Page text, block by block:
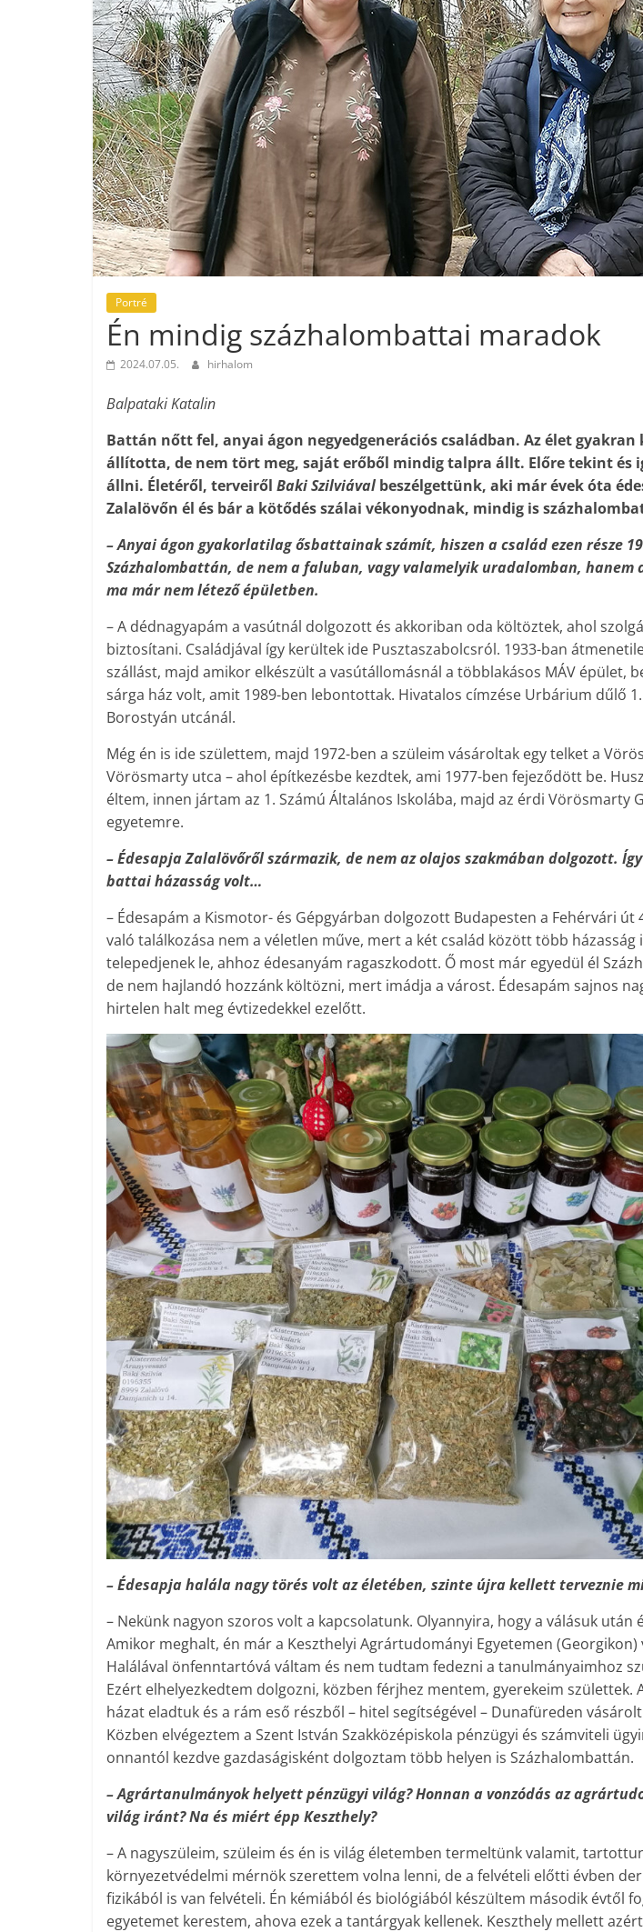
Portré
Én mindig százhalombattai maradok
2024.07.05. hirhalom
Balpataki Katalin
Battán nőtt fel, anyai ágon negyedgenerációs családban. Az élet
állította, de nem tört meg, saját erőből mindig talpra állt. Előre tekint és
állni. Életéről, terveiről Baki Szilviával beszélgettünk, aki már évek óta
Zalalövőn él és bár a kötődés szálai vékonyodnak, mindig is
– Anyai ágon gyakorlatilag ősbattainak számít, hiszen a család ezen része
Százhalombattán, de nem a faluban, vagy valamelyik uradalomban, hanem
ma már nem létező épületben.
– A dédnagyapám a vasútnál dolgozott és akkoriban oda költöztek, ahol
biztosítani. Családjával így kerültek ide Pusztaszabolcsról. 1933-ban
szállást, majd amikor elkészült a vasútállomásnál a többlakásos MÁV épület,
sárga ház volt, amit 1989-ben lebontottak. Hivatalos címzése Urbárium dűlő
Borostyán utcánál.
Még én is ide születtem, majd 1972-ben a szüleim vásároltak egy telket a
Vörösmarty utca – ahol építkezésbe kezdtek, ami 1977-ben fejeződött be.
éltem, innen jártam az 1. Számú Általános Iskolába, majd az érdi Vörösmarty
egyetemre.
– Édesapja Zalalövőről származik, de nem az olajos szakmában dolgozott.
battai házasság volt…
– Édesapám a Kismotor- és Gépgyárban dolgozott Budapesten a Fehérvári út
való találkozása nem a véletlen műve, mert a két család között több
telepedjenek le, ahhoz édesanyám ragaszkodott. Ő most már egyedül él
de nem hajlandó hozzánk költözni, mert imádja a várost. Édesapám sajnos
hirtelen halt meg évtizedekkel ezelőtt.
– Édesapja halála nagy törés volt az életében, szinte újra kellett terveznie
– Nekünk nagyon szoros volt a kapcsolatunk. Olyannyira, hogy a válásuk után
Amikor meghalt, én már a Keszthelyi Agrártudományi Egyetemen (Georgikon)
Halálával önfenntartóvá váltam és nem tudtam fedezni a tanulmányaimhoz
Ezért elhelyezkedtem dolgozni, közben férjhez mentem, gyerekeim születtek.
házat eladtuk és a rám eső részből – hitel segítségével – Dunafüreden
Közben elvégeztem a Szent István Szakközépiskola pénzügyi és számviteli
onnantól kezdve gazdaságisként dolgoztam több helyen is Százhalombattán.
– Agrártanulmányok helyett pénzügyi világ? Honnan a vonzódás az
világ iránt? Na és miért épp Keszthely?
– A nagyszüleim, szüleim és én is világ életemben termeltünk valamit,
környezetvédelmi mér­nök szerettem volna lenni, de a felvételi előtti évben
fizikából is van felvételi. Én kémiából és biológiából készültem második évtől
egyetemet kerestem, ahova ezek a tantárgyak kellenek. Keszthely mellett